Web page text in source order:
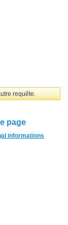
requête.
page
informations